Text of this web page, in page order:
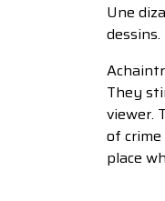
Une
dessins.
They
viewer.
of
place